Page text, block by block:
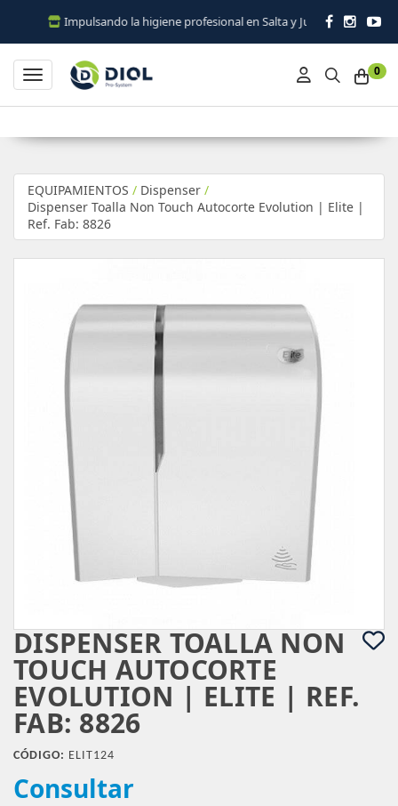
Impulsando la higiene profesional en Salta y Jujuy
0
Toggle navigation
EQUIPAMIENTOS / Dispenser /
Dispenser Toalla Non Touch Autocorte Evolution | Elite |
Ref. Fab: 8826
DISPENSER TOALLA NON
TOUCH AUTOCORTE
EVOLUTION | ELITE | REF.
FAB: 8826
CÓDIGO: ELIT124
Consultar